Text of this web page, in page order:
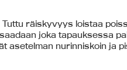
räiskyvyys loistaa
joka tapauksessa
asetelman nurinniskoin ja